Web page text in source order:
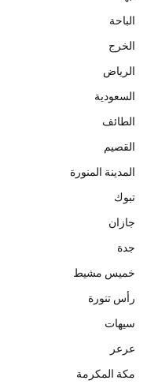
الباحة
الخرج
الرياض
السعودية
الطائف
القصيم
المدينة المنورة
تبوك
جازان
جدة
خميس مشيط
رأس تنورة
سيهات
عرعر
مكة المكرمة